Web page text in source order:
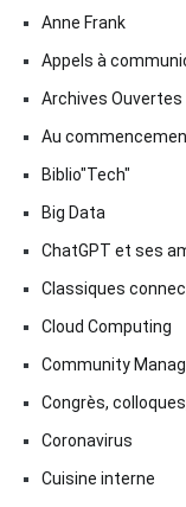
Anne Frank
Appels à
Archives Ouvertes
Au
Biblio"Tech"
Big Data
ChatGPT et ses
Classiques
Cloud Computing
Community
Congrès,
Coronavirus
Cuisine interne